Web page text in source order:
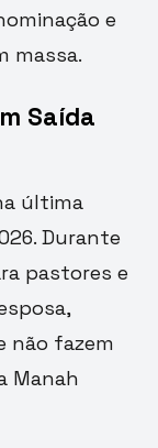
e
massa.
Saída
última
Durante
pastores e
não fazem
Manah